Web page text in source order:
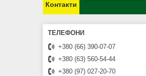
Контакти
+380 (66) 390-07-07
+380 (63) 560-54-44
+380 (97) 027-20-70